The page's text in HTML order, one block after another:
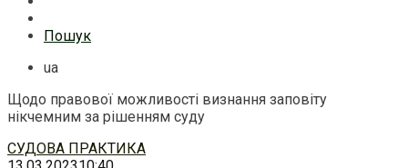
Пошук
ua
Щодо правової можливості визнання заповіту
нікчемним за рішенням суду
Перейти
СУДОВА ПРАКТИКА